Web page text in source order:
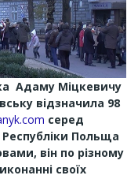
Адаму Міцкевичу
відзначила 98
cеред
Республіки Польща
він по різному
своїх